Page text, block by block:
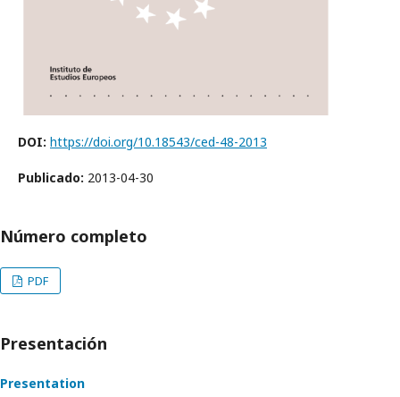
DOI: https://doi.org/10.18543/ced-48-2013
Publicado: 2013-04-30
Número completo
PDF
Presentación
Presentation